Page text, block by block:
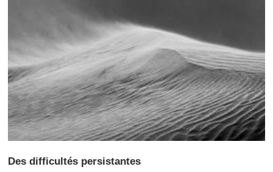
Des difficultés persistantes